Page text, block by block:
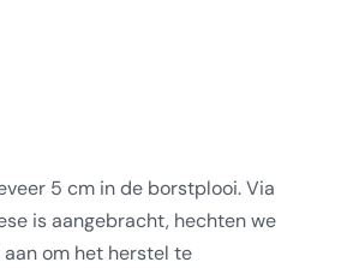
5 cm in de borstplooi. Via
is aangebracht, hechten we
om het herstel te